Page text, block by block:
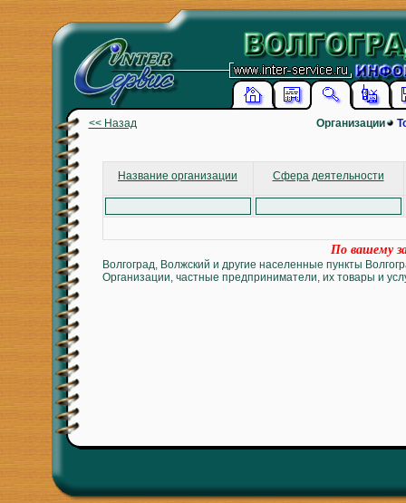
<< Назад Организации
Название организации Сфера деятельности
По вашему
Волгоград, Волжский и другие населенные пункты
Организации, частные предприниматели, их товары и